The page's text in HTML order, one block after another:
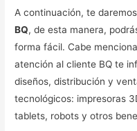
A continuación, te
BQ, de esta manera,
forma fácil. Cabe
atención al cliente BQ te
diseños, distribución y
tecnológicos: impresoras
tablets, robots y otros